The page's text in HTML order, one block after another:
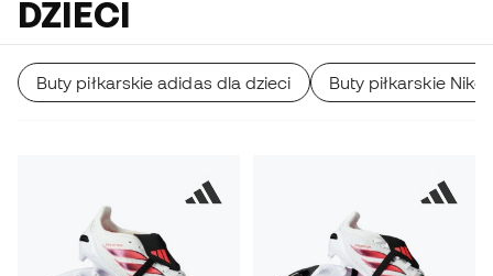
DZIECI
Buty piłkarskie adidas dla dzieci Buty piłkarskie Nike